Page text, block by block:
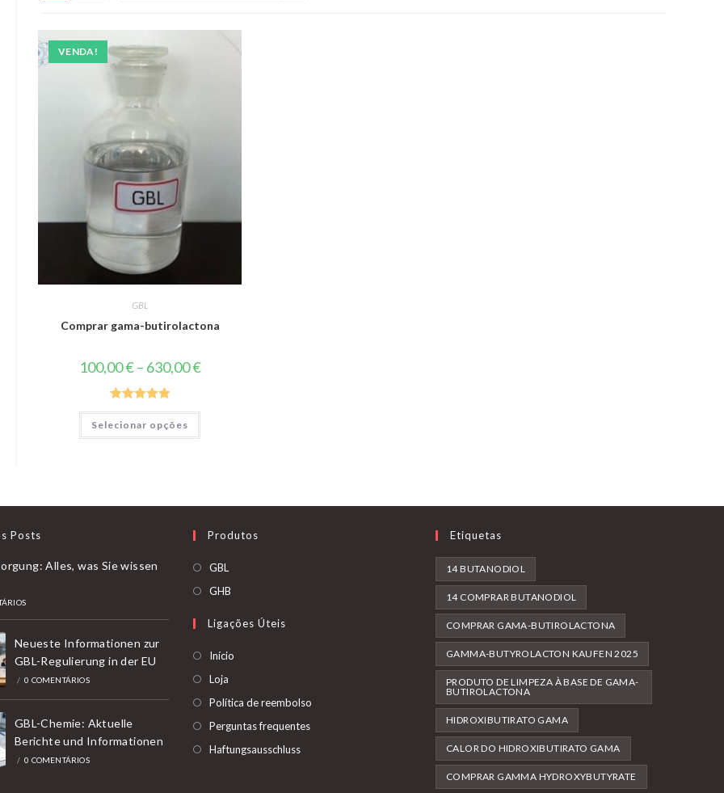
VENDA!
GBL
Comprar gama-butirolactona
100,00€– 630,00€Price
range:
630,00 €
Classifica
do como
Selecionar opções
Este
tem
ser
na
página
produto
Posts
Alles, was Sie wissen
Neueste Informationen zur
GBL-Regulierung in der EU
/ 0 COMENTÁRIOS
GBL-Chemie: Aktuelle
Berichte und Informationen
/ 0 COMENTÁRIOS
Produtos
GBL
num
separador
GHB
novo
Ligações Úteis
Início
Loja
Política de reembolso
Perguntas frequentes
Haftungsausschluss
Etiquetas
14 BUTANODIOL
14 COMPRAR BUTANODIOL
COMPRAR GAMA-BUTIROLACTONA
GAMMA-BUTYROLACTON KAUFEN 2025
PRODUTO DE LIMPEZA À BASE DE GAMA-
BUTIROLACTONA
HIDROXIBUTIRATO GAMA
CALOR DO HIDROXIBUTIRATO GAMA
COMPRAR GAMMA HYDROXYBUTYRATE